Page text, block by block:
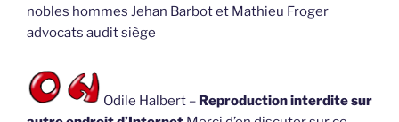
nobles hommes Jehan Barbot et Mathieu Froger
advocats audit siège
Odile Halbert – Reproduction interdite sur